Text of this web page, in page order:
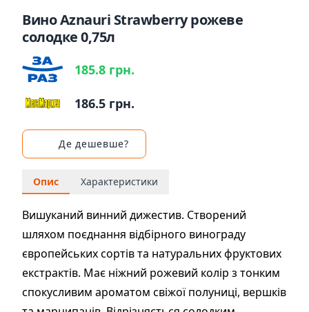
Вино Aznauri Strawberry рожеве
солодке 0,75л
185.8 грн.
186.5 грн.
Де дешевше?
Опис Характеристики
Вишуканий винний дижестив. Створений
шляхом поєднання відбірного винограду
європейських сортів та натуральних фруктових
екстрактів. Має ніжний рожевий колір з тонким
спокусливим ароматом свіжої полуниці, вершків